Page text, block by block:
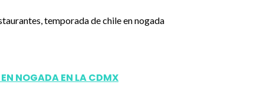
NOGADA EN LA CDMX